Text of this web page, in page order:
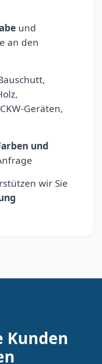
und
an den
Geräten,
und
wir Sie
Kunden